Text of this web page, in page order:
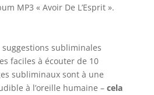
MP3 « Avoir De L’Esprit ».
suggestions subliminales
faciles à écouter de 10
subliminaux sont à une
à l’oreille humaine – cela